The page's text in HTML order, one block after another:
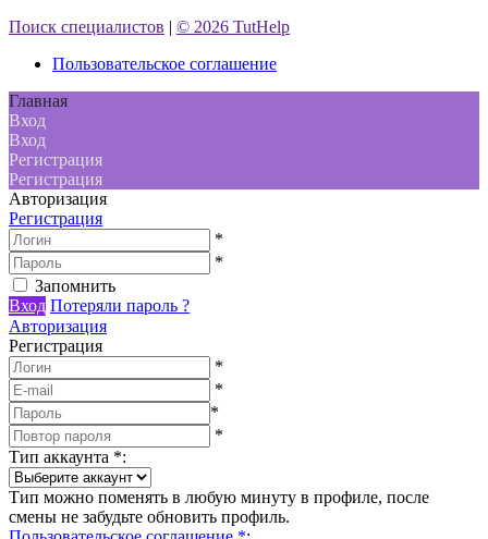
Поиск специалистов | © 2026 TutHelp
Пользовательское соглашение
Главная
Вход
Вход
Регистрация
Регистрация
Авторизация
Регистрация
*
*
Запомнить
Вход Потеряли пароль ?
Авторизация
Регистрация
*
*
*
*
Тип аккаунта *:
Тип можно поменять в любую минуту в профиле, после
смены не забудьте обновить профиль.